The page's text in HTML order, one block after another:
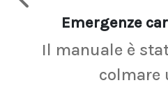
Emergenze
Il manuale è
colmare